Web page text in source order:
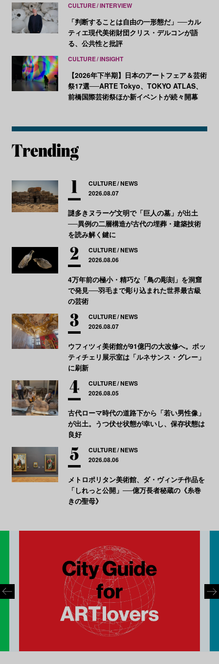
CULTURE INTERVIEW
「判断することは自由の一形態だ」──カル
ティエ現代美術財団クリス・デルコンが語
る、公共性と批評
CULTURE INSIGHT
【2026年下半期】日本のアートフェア＆芸術
祭17選──ARTE Tokyo、TOKYO ATLAS、
前橋国際芸術祭ほか新イベントが続々開幕
CULTURE NEWS
2026.08.07
謎多きヌラーゲ文明で「巨人の墓」が出土
──異例の二層構造が古代の埋葬・建築技術
を読み解く鍵に
CULTURE NEWS
2026.08.06
4万年前の極小・精巧な「鳥の彫刻」を洞窟
で発見──羽毛まで彫り込まれた世界最古級
の芸術
CULTURE NEWS
2026.08.07
ウフィツィ美術館が91億円の大改修へ。ボッ
ティチェリ展示室は「ルネサンス・グレー」
に刷新
CULTURE NEWS
2026.08.05
古代ローマ時代の道路下から「若い男性像」
が出土。うつ伏せ状態が幸いし、保存状態は
良好
CULTURE NEWS
2026.08.06
メトロポリタン美術館、ダ・ヴィンチ作品を
「しれっと公開」──億万長者秘蔵の《糸巻
きの聖母》